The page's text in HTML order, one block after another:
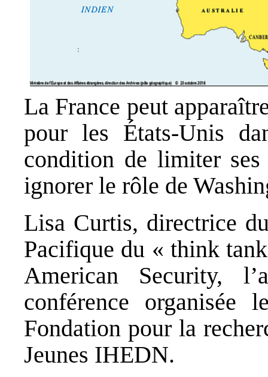
La France peut
pour les États-Unis
condition de limiter ses
ignorer le rôle de
Lisa Curtis, directrice
Pacifique du « think
American Security,
conférence
Fondation pour la
Jeunes IHEDN.